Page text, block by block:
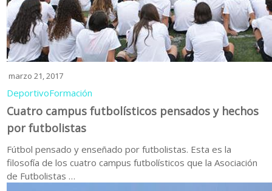
marzo 21, 2017
DeportivoFormación
Cuatro campus futbolísticos pensados y hechos
por futbolistas
Fútbol pensado y enseñado por futbolistas. Esta es la
filosofía de los cuatro campus futbolísticos que la Asociación
de Futbolistas …